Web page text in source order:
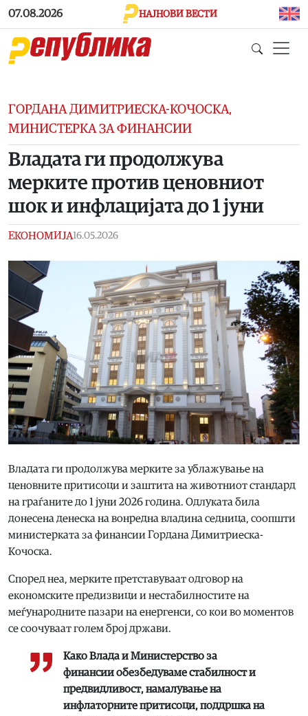
Skip to main content
07.08.2026 НАЈНОВИ ВЕСТИ
ГОРДАНА ДИМИТРИЕСКА-КОЧОСКА,
МИНИСТЕРКА ЗА ФИНАНСИИ
Владата ги продолжува
мерките против ценовниот
шок и инфлацијата до 1 јуни
ЕКОНОМИЈА16.05.2026
Владата ги продолжува мерките за ублажување на
ценовните притисоци и заштита на животниот стандард
на граѓаните до 1 јуни 2026 година. Одлуката била
донесена денеска на вонредна владина седница, соопшти
министерката за финансии Гордана Димитриеска-
Кочоска.
Според неа, мерките претставуваат одговор на
економските предизвици и нестабилностите на
меѓународните пазари на енергенси, со кои во моментов
се соочуваат голем број држави.
Како Влада и Министерство за
финансии обезбедуваме стабилност и
предвидливост, намалување на
инфлаторните притисоци, поддршка на